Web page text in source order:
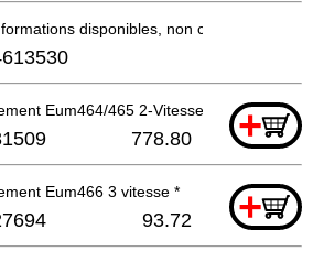
disponibles, non commandable
Eum464/465 2-Vitesses * +
778.80
Eum466 3 vitesse * +
93.72